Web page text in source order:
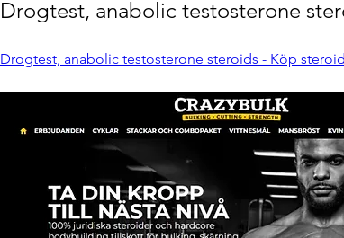
Drogtest, anabolic testosterone
Drogtest, anabolic testosterone steroids - Köp